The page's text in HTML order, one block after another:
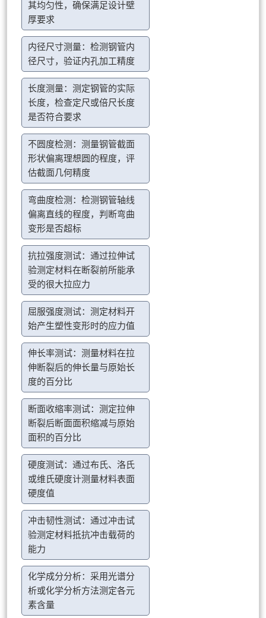
其均匀性，确保满足设计壁
厚要求
内径尺寸测量：检测钢管内
径尺寸，验证内孔加工精度
长度测量：测定钢管的实际
长度，检查定尺或倍尺长度
是否符合要求
不圆度检测：测量钢管截面
形状偏离理想圆的程度，评
估截面几何精度
弯曲度检测：检测钢管轴线
偏离直线的程度，判断弯曲
变形是否超标
抗拉强度测试：通过拉伸试
验测定材料在断裂前所能承
受的很大拉应力
屈服强度测试：测定材料开
始产生塑性变形时的应力值
伸长率测试：测量材料在拉
伸断裂后的伸长量与原始长
度的百分比
断面收缩率测试：测定拉伸
断裂后断面面积缩减与原始
面积的百分比
硬度测试：通过布氏、洛氏
或维氏硬度计测量材料表面
硬度值
冲击韧性测试：通过冲击试
验测定材料抵抗冲击载荷的
能力
化学成分分析：采用光谱分
析或化学分析方法测定各元
素含量